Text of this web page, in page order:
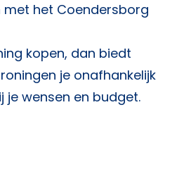
met het Coendersborg
kopen, dan biedt
je onafhankelijk
wensen en budget.